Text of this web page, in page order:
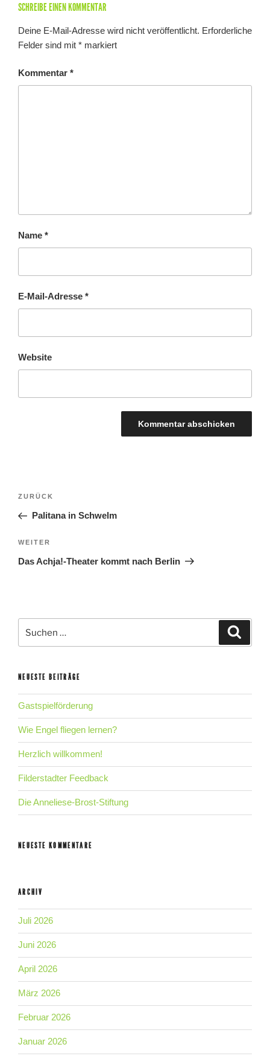
SCHREIBE EINEN KOMMENTAR
Deine E-Mail-Adresse wird nicht veröffentlicht. Erforderliche
Felder sind mit * markiert
Kommentar *
Name *
E-Mail-Adresse *
Website
BEITRAGSNAVIGATION
Vorheriger
Beitrag
ZURÜCK
Palitana in Schwelm
Nächster
Beitrag
WEITER
Das Achja!-Theater kommt nach Berlin
nach:
NEUESTE BEITRÄGE
Gastspielförderung
Wie Engel fliegen lernen?
Herzlich willkommen!
Filderstadter Feedback
Die Anneliese-Brost-Stiftung
NEUESTE KOMMENTARE
ARCHIV
Juli 2026
Juni 2026
April 2026
März 2026
Februar 2026
Januar 2026